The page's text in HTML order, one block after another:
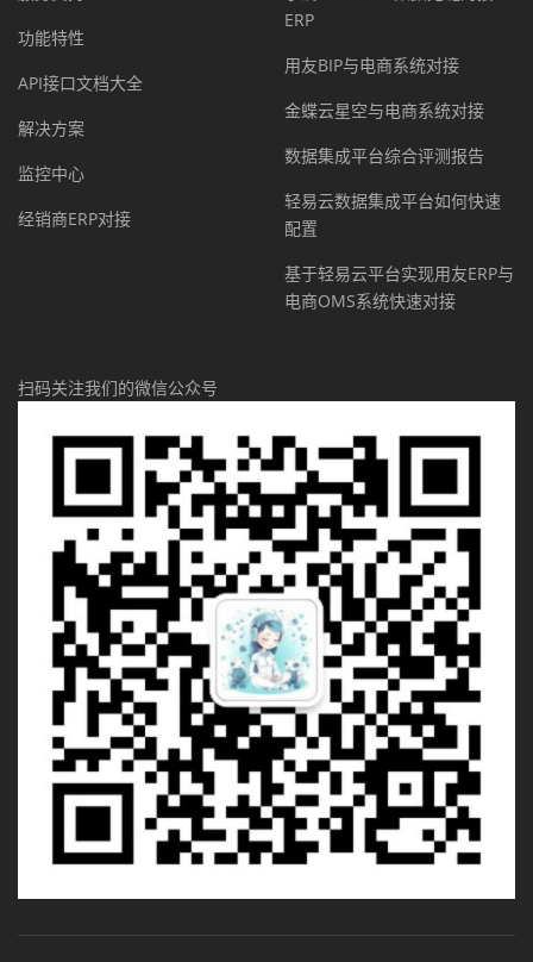
功能特性
API接口文档大全
解决方案
监控中心
经销商ERP对接
ERP
用友BIP与电商系统对接
金蝶云星空与电商系统对接
数据集成平台综合评测报告
轻易云数据集成平台如何快速
配置
基于轻易云平台实现用友ERP与
电商OMS系统快速对接
扫码关注我们的微信公众号